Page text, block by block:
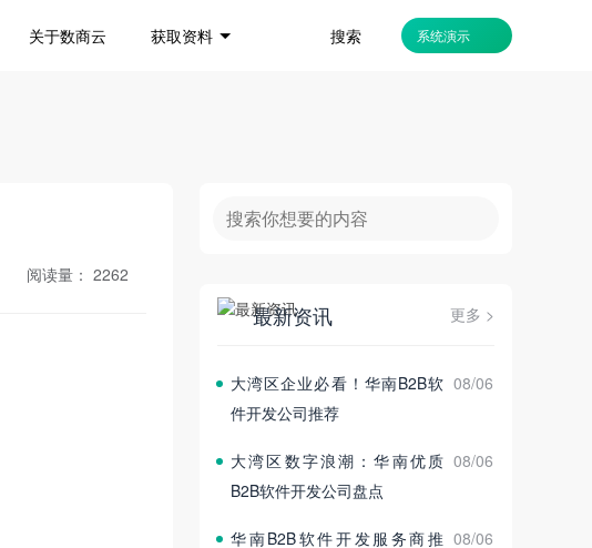
关于数商云 获取资料 搜索 系统演示
阅读量： 2262
最新资讯 更多 >
大湾区企业必看！华南B2B软
件开发公司推荐
08/06
大湾区数字浪潮：华南优质
B2B软件开发公司盘点
08/06
华南B2B软件开发服务商推 08/06